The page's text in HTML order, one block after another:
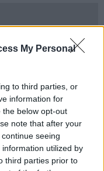
My Personal
to third parties, or
information for
the below opt-out
note that after your
seeing
utilized by
third parties prior to
affiancherà la
che amplierà così
e quella, più
l'estate e la fine dei
punto, sarà terminato il
oggetto di polemiche